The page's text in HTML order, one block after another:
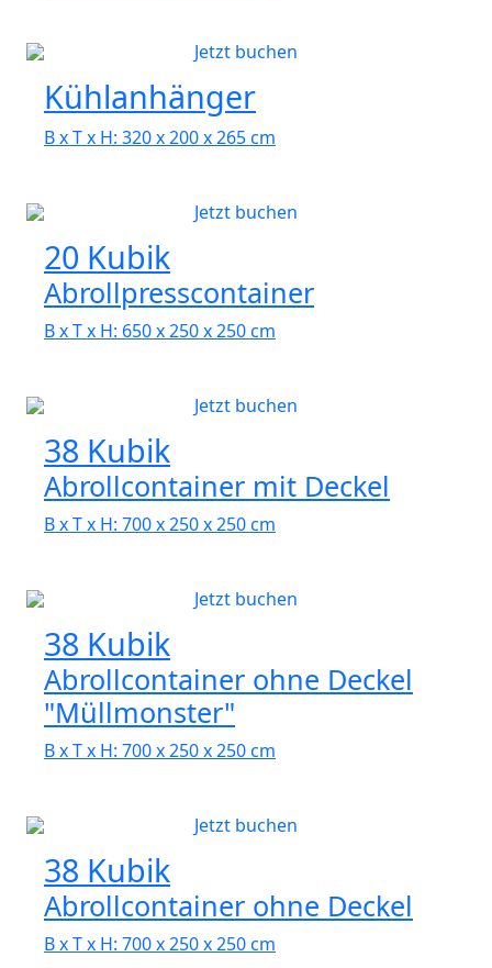
Jetzt buchen
Kühlanhänger
B x T x H: 320 x 200 x 265 cm
Jetzt buchen
20 Kubik
Abrollpresscontainer
B x T x H: 650 x 250 x 250 cm
Jetzt buchen
38 Kubik
Abrollcontainer mit Deckel
B x T x H: 700 x 250 x 250 cm
Jetzt buchen
38 Kubik
Abrollcontainer ohne Deckel
"Müllmonster"
B x T x H: 700 x 250 x 250 cm
Jetzt buchen
38 Kubik
Abrollcontainer ohne Deckel
B x T x H: 700 x 250 x 250 cm